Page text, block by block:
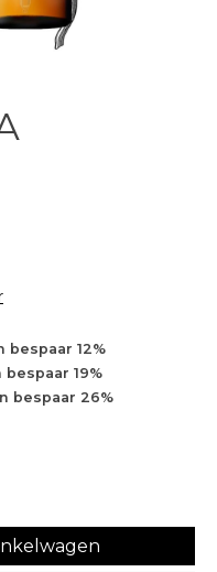
bespaar 12%
19%
bespaar 26%